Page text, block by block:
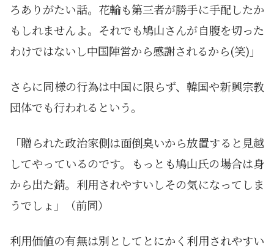
ろありがたい話。花輪も第三者が勝手に手配したか
もしれませんよ。それでも鳩山さんが自腹を切った
わけではないし中国陣営から感謝されるから(笑)」
さらに同様の行為は中国に限らず、韓国や新興宗教
団体でも行われるという。
「贈られた政治家側は面倒臭いから放置すると見越
してやっているのです。もっとも鳩山氏の場合は身
から出た錆。利用されやすいしその気になってしま
うでしょ」（前同）
利用価値の有無は別としてとにかく利用されやすい